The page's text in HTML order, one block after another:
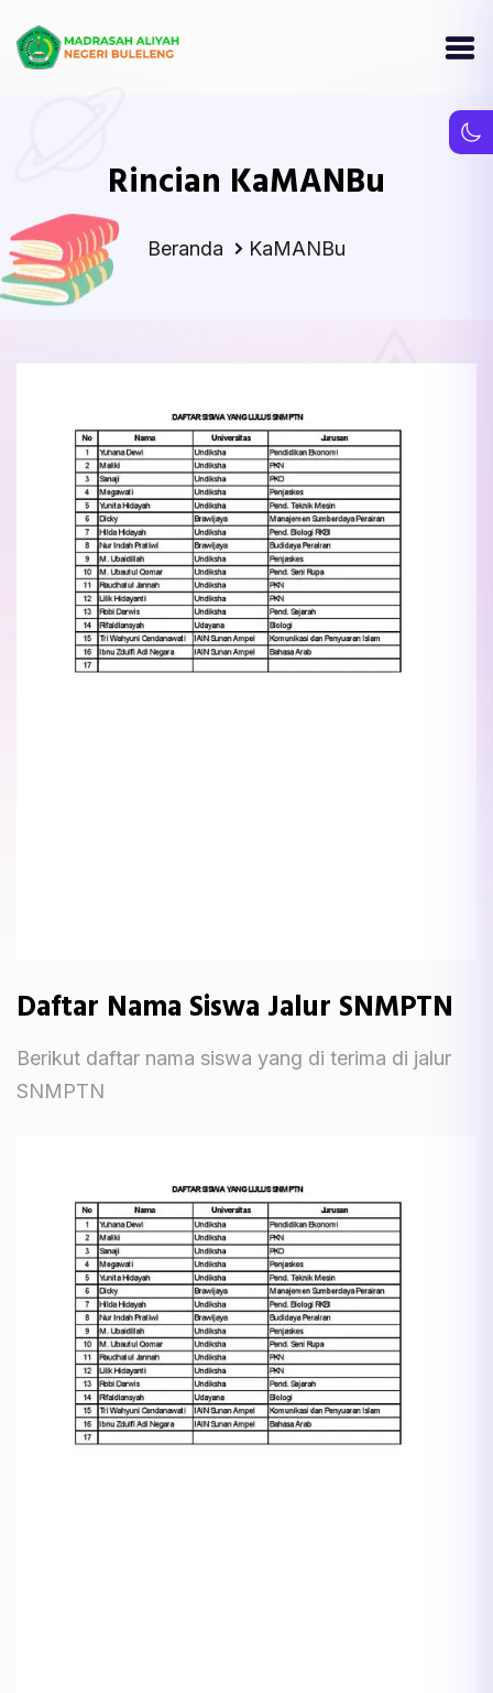
Rincian KaMANBu
Beranda KaMANBu
Daftar Nama Siswa Jalur SNMPTN
Berikut daftar nama siswa yang di terima di jalur
SNMPTN